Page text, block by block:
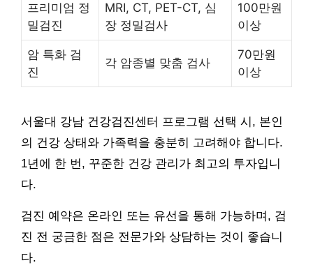
프리미엄 정
밀검진
MRI, CT, PET-CT, 심
장 정밀검사
100만원
이상
암 특화 검
진
각 암종별 맞춤 검사
70만원
이상
서울대 강남 건강검진센터 프로그램 선택 시, 본인
의 건강 상태와 가족력을 충분히 고려해야 합니다.
1년에 한 번, 꾸준한 건강 관리가 최고의 투자입니
다.
검진 예약은 온라인 또는 유선을 통해 가능하며, 검
진 전 궁금한 점은 전문가와 상담하는 것이 좋습니
다.